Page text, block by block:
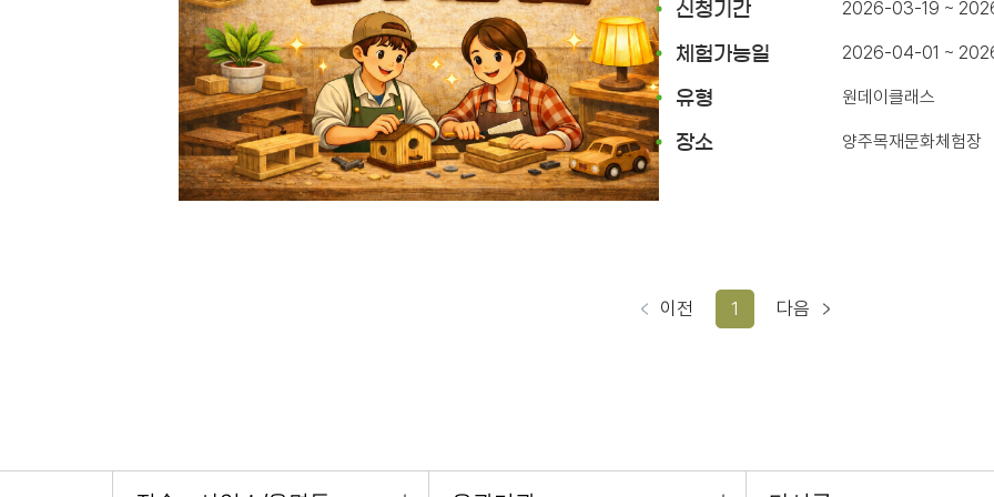
신청기간 2026-03-19 ~
체험가능일 2026-04-01 ~
유형 원데이클래스
장소 양주목재문화체험장
이전 1 다음